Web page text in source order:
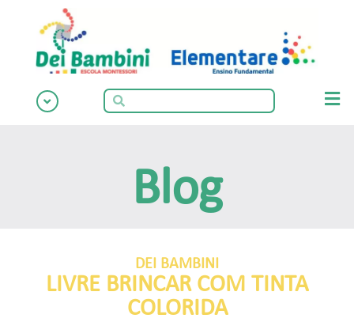
Blog
DEI BAMBINI
LIVRE BRINCAR COM TINTA
COLORIDA